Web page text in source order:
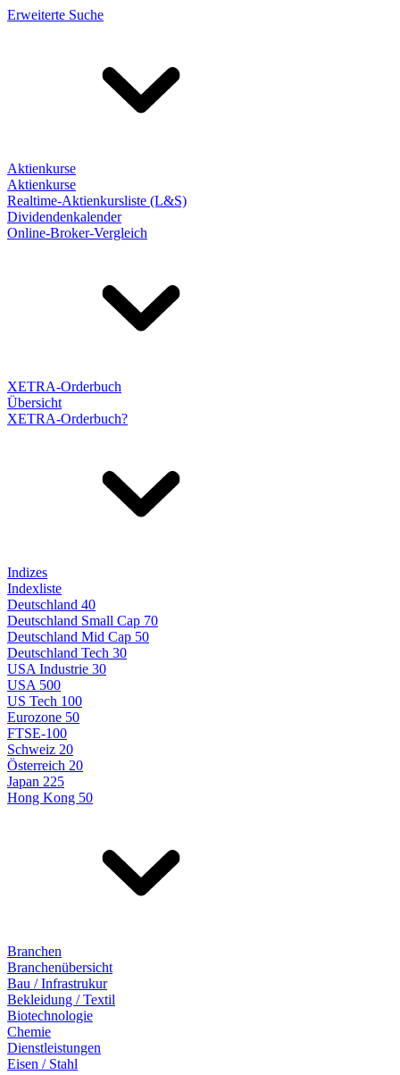
Erweiterte Suche
Aktienkurse
Aktienkurse
Realtime-Aktienkursliste (L&S)
Dividendenkalender
Online-Broker-Vergleich
XETRA-Orderbuch
Übersicht
XETRA-Orderbuch?
Indizes
Indexliste
Deutschland 40
Deutschland Small Cap 70
Deutschland Mid Cap 50
Deutschland Tech 30
USA Industrie 30
USA 500
US Tech 100
Eurozone 50
FTSE-100
Schweiz 20
Österreich 20
Japan 225
Hong Kong 50
Branchen
Branchenübersicht
Bau / Infrastrukur
Bekleidung / Textil
Biotechnologie
Chemie
Dienstleistungen
Eisen / Stahl